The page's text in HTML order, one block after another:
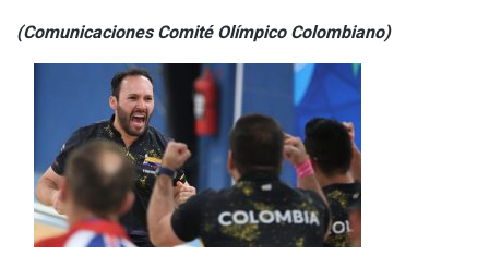
(Comunicaciones Comité Olímpico Colombiano)